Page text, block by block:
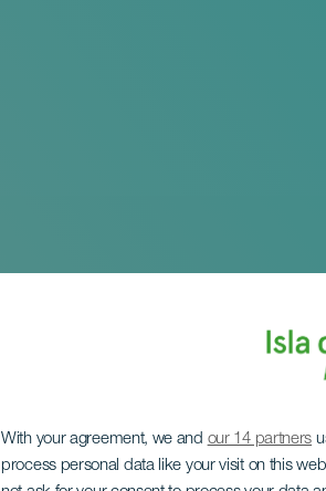
With your agreement, we and our 14 partners
process personal data like your visit on this